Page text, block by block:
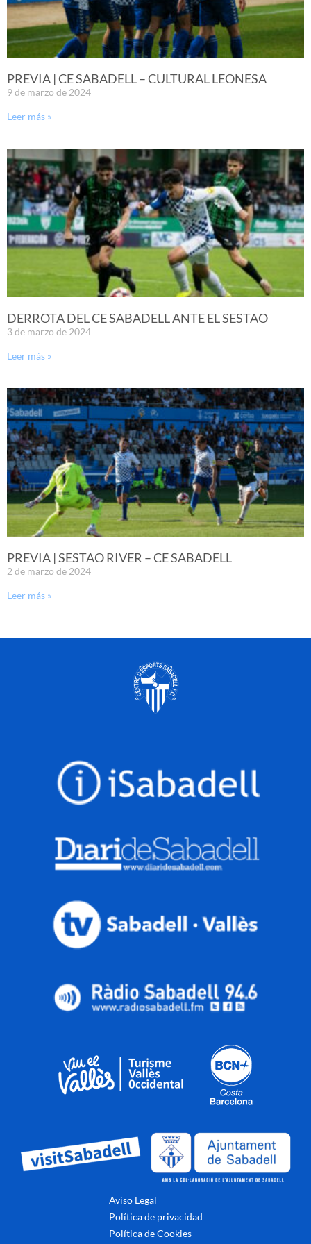
PREVIA | CE SABADELL – CULTURAL LEONESA
9 de marzo de 2024
Leer más »
DERROTA DEL CE SABADELL ANTE EL SESTAO
3 de marzo de 2024
Leer más »
PREVIA | SESTAO RIVER – CE SABADELL
2 de marzo de 2024
Leer más »
Aviso Legal
Política de privacidad
Política de Cookies